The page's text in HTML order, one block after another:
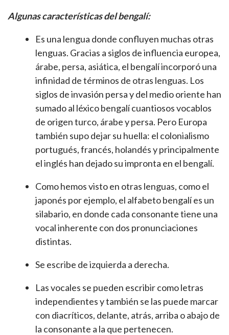
Algunas características del bengalí:
Es una lengua donde confluyen muchas otras
lenguas. Gracias a siglos de influencia europea,
árabe, persa, asiática, el bengalí incorporó una
infinidad de términos de otras lenguas. Los
siglos de invasión persa y del medio oriente han
sumado al léxico bengalí cuantiosos vocablos
de origen turco, árabe y persa. Pero Europa
también supo dejar su huella: el colonialismo
portugués, francés, holandés y principalmente
el inglés han dejado su impronta en el bengalí.
Como hemos visto en otras lenguas, como el
japonés por ejemplo, el alfabeto bengalí es un
silabario, en donde cada consonante tiene una
vocal inherente con dos pronunciaciones
distintas.
Se escribe de izquierda a derecha.
Las vocales se pueden escribir como letras
independientes y también se las puede marcar
con diacríticos, delante, atrás, arriba o abajo de
la consonante a la que pertenecen.